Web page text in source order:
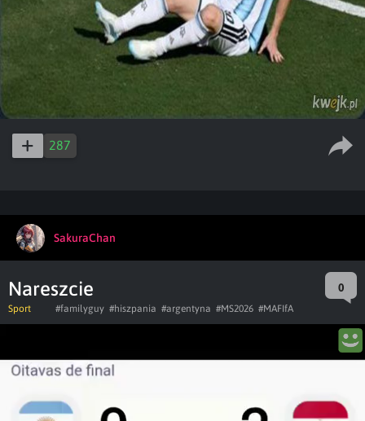
287
SakuraChan
Nareszcie 0
Sport #familyguy #hiszpania #argentyna #MS2026 #MAFIfA